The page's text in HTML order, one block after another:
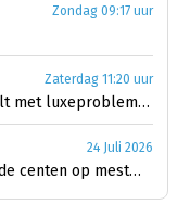
Zondag 09:17 uur
Zaterdag 11:20 uur
FrieslandCampina worstelt met luxeproblemen
24 Juli 2026
Akkerbouwer let erg op de centen op mestmarkt